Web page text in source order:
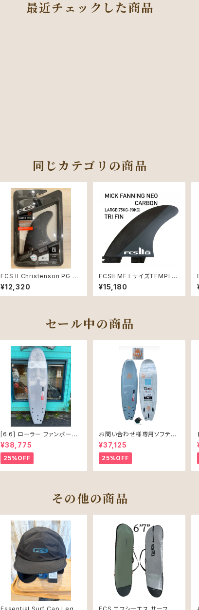
最近チェックした商品
同じカテゴリの商品
FCS II Christenson PG La
rge Black Quad Rear Ret
ail Fins
¥12,320
FCSII MF LサイズTEMPLA
TE THRUSTER SETS Neo
Carbon 3本セット
¥15,180
セール中の商品
[6.6] ローラー ファンボード
ソフテック
¥38,775
25%OFF
お問い合わせ様専用ソフテッ
ク SALLY シャリー 6’6 ソフ
トボード 61L
¥37,125
25%OFF
その他の商品